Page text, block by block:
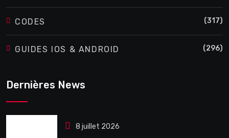
CODES (317)
GUIDES IOS & ANDROID (296)
Dernières News
8 juillet 2026